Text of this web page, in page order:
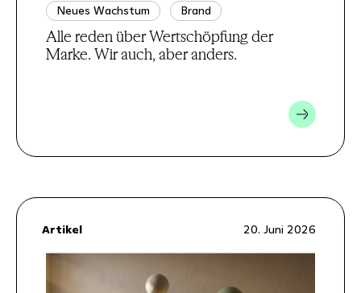
Neues Wachstum Brand
Alle reden über Wertschöpfung der
Marke. Wir auch, aber anders.
20. Juni 2026
Artikel